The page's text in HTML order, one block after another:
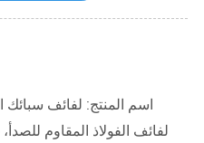
اسم المنتج: لفائف سبائك
لفائف الفولاذ المقاوم